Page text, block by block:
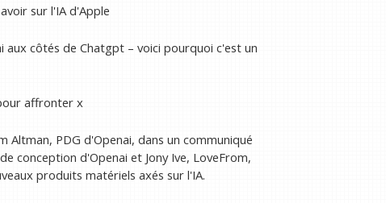
sur l'IA d'Apple
côtés de Chatgpt – voici pourquoi c'est un
affronter x
Altman, PDG d'Openai, dans un communiqué
conception d'Openai et Jony Ive, LoveFrom,
produits matériels axés sur l'IA.